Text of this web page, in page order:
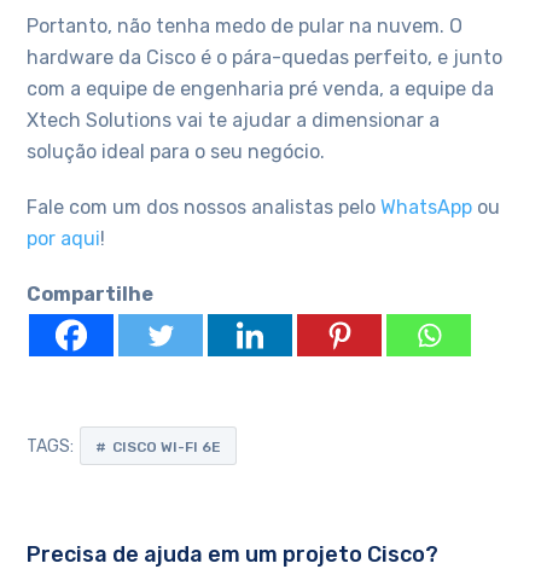
Portanto, não tenha medo de pular na nuvem. O
hardware da Cisco é o pára-quedas perfeito, e junto
com a equipe de engenharia pré venda, a equipe da
Xtech Solutions vai te ajudar a dimensionar a
solução ideal para o seu negócio.
Fale com um dos nossos analistas peloWhatsApp ou
por aqui!
Compartilhe
TAGS: CISCO WI-FI 6E
Precisa de ajuda em um projeto Cisco?